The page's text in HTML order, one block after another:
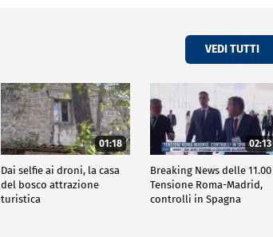
VEDI TUTTI
01:18
Dai selfie ai droni, la casa
del bosco attrazione
turistica
02:13
Breaking News delle 11.00 |
Tensione Roma-Madrid,
controlli in Spagna